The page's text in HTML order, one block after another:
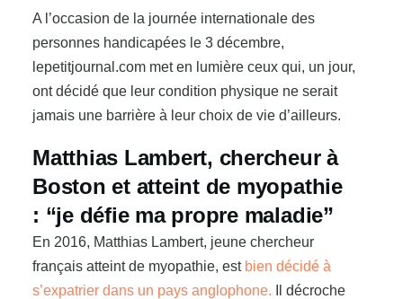
A l’occasion de la journée internationale des
personnes handicapées le 3 décembre,
lepetitjournal.com met en lumière ceux qui, un jour,
ont décidé que leur condition physique ne serait
jamais une barrière à leur choix de vie d’ailleurs.
Matthias Lambert, chercheur à
Boston et atteint de myopathie
: “je défie ma propre maladie”
En 2016, Matthias Lambert, jeune chercheur
français atteint de myopathie, est bien décidé à
s’expatrier dans un pays anglophone. Il décroche